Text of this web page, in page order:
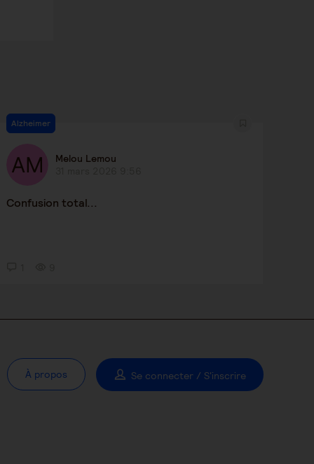
Alzheimer
Melou Lemou
Confusion total...
À propos Se connecter / S'inscrire